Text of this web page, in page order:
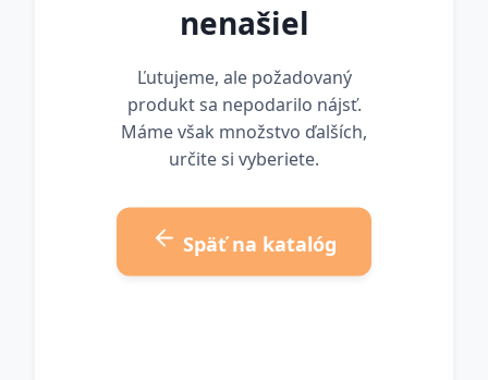
nenašiel
Ľutujeme, ale požadovaný
produkt sa nepodarilo nájsť.
Máme však množstvo ďalších,
určite si vyberiete.
Späť na katalóg